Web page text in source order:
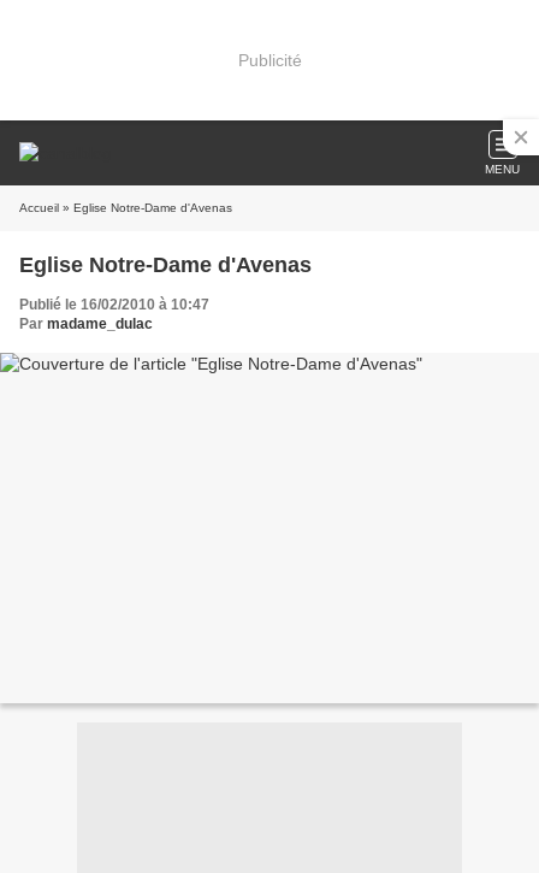
Publicité
MENU
Accueil » Eglise Notre-Dame d'Avenas
Eglise Notre-Dame d'Avenas
Publié le 16/02/2010 à 10:47
Par madame_dulac